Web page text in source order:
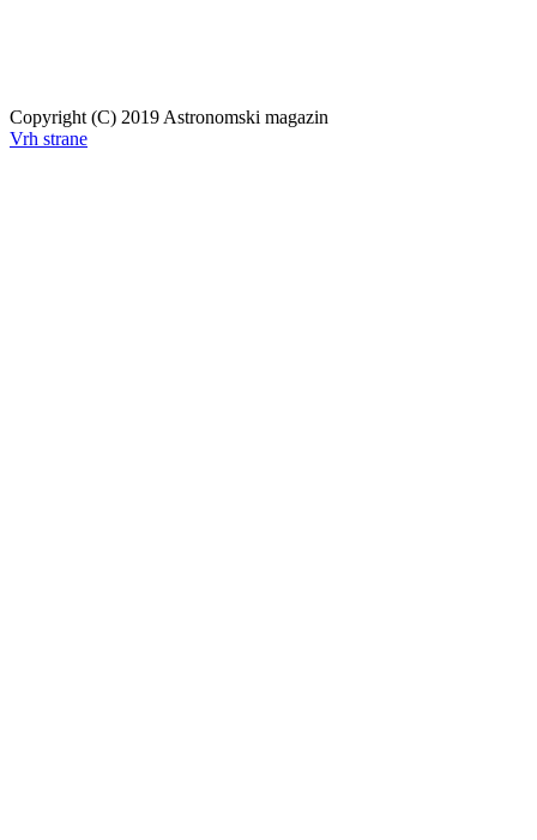
Copyright (C) 2019 Astronomski magazin
Vrh strane